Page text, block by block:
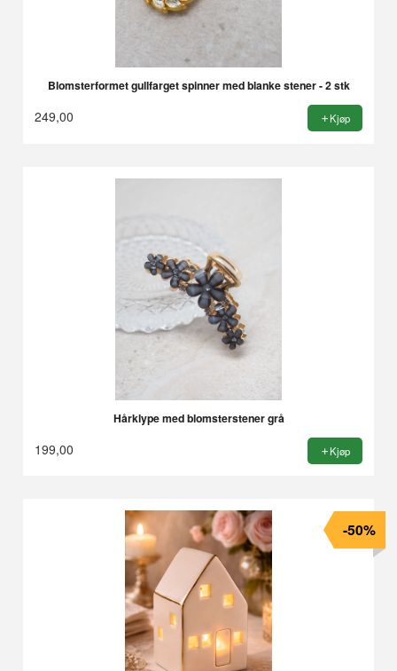
Blomsterformet gullfarget spinner med blanke stener - 2 stk
249,00 Kjøp
Hårklype med blomsterstener grå
199,00 Kjøp
-50%